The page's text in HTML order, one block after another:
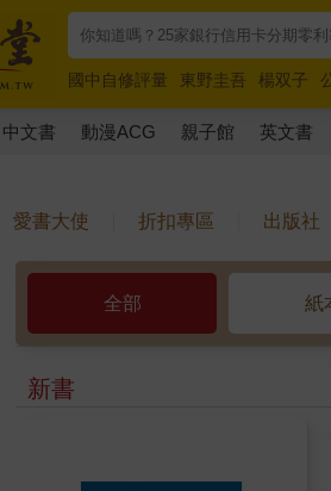
國中自修評量 東野圭吾 楊双子
唯紅花綻放
奧德賽 路邊攤新作
中文書 動漫ACG 親子館 英文書
愛書大使 折扣專區 出版社
全部 紙
新書